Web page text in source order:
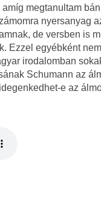
megtanultam
nyersanyag
de versben is
Ezzel egyébként
irodalomban
Schumann az
e az